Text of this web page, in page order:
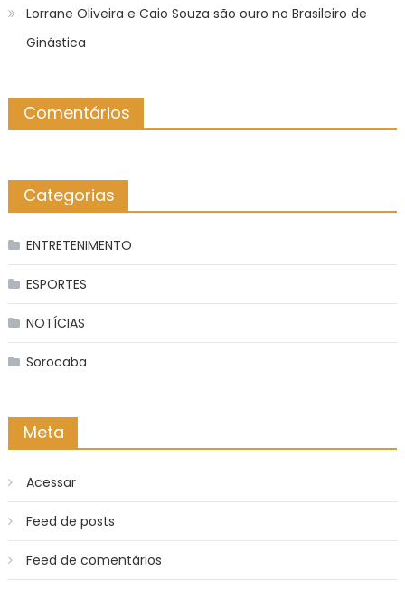
Lorrane Oliveira e Caio Souza são ouro no Brasileiro de
Ginástica
Comentários
Categorias
ENTRETENIMENTO
ESPORTES
NOTÍCIAS
Sorocaba
Meta
Acessar
Feed de posts
Feed de comentários